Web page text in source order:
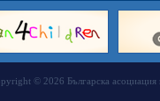
© 2026 Българска асоциация